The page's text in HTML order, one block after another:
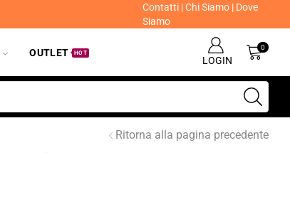
Contatti|Chi Siamo| Dove
Siamo
OUTLET HOT
LOGIN
0
Ritorna alla pagina precedente